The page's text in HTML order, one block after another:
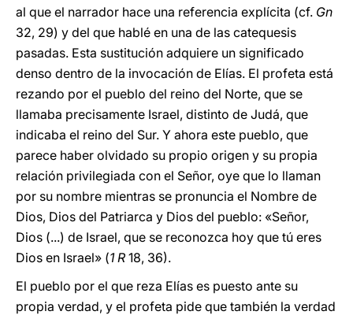
al que el narrador hace una referencia explícita (cf. Gn
32, 29) y del que hablé en una de las catequesis
pasadas. Esta sustitución adquiere un significado
denso dentro de la invocación de Elías. El profeta está
rezando por el pueblo del reino del Norte, que se
llamaba precisamente Israel, distinto de Judá, que
indicaba el reino del Sur. Y ahora este pueblo, que
parece haber olvidado su propio origen y su propia
relación privilegiada con el Señor, oye que lo llaman
por su nombre mientras se pronuncia el Nombre de
Dios, Dios del Patriarca y Dios del pueblo: «Señor,
Dios (...) de Israel, que se reconozca hoy que tú eres
Dios en Israel» (1 R 18, 36).
El pueblo por el que reza Elías es puesto ante su
propia verdad, y el profeta pide que también la verdad